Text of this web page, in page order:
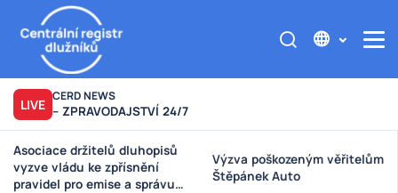
LIVE CERD NEWS
– ZPRAVODAJSTVÍ 24/7
Asociace držitelů dluhopisů
vyzve vládu ke zpřísnění
pravidel pro emise a správu
Výzva poškozeným věřitelům
Štěpánek Auto